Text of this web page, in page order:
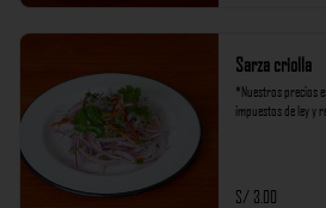
Sarza criolla
*Nuestros precios
impuestos de ley y
S/ 3.00